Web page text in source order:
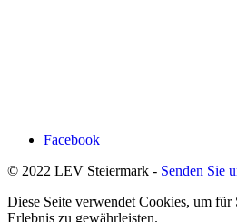
Facebook
© 2022 LEV Steiermark - Senden Sie
Diese Seite verwendet Cookies, um für
Erlebnis zu gewährleisten.